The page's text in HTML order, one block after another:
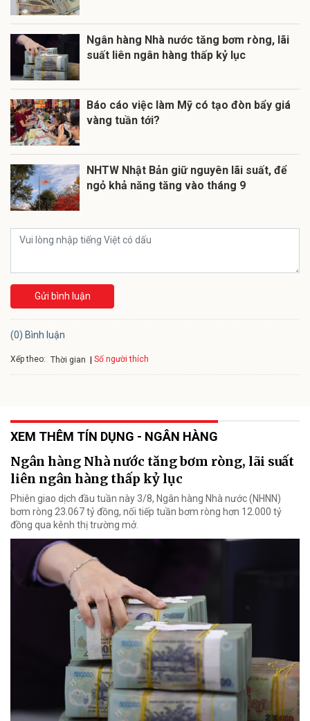
Ngân hàng Nhà nước tăng bơm ròng, lãi
suất liên ngân hàng thấp kỷ lục
Báo cáo việc làm Mỹ có tạo đòn bẩy giá
vàng tuần tới?
NHTW Nhật Bản giữ nguyên lãi suất, để
ngỏ khả năng tăng vào tháng 9
Gửi bình luận
(0) Bình luận
Xếp theo: Thời gian Số người thích
XEM THÊM TÍN DỤNG - NGÂN HÀNG
Ngân hàng Nhà nước tăng bơm ròng, lãi suất
liên ngân hàng thấp kỷ lục
Phiên giao dịch đầu tuần này 3/8, Ngân hàng Nhà nước (NHNN)
bơm ròng 23.067 tỷ đồng, nối tiếp tuần bơm ròng hơn 12.000 tỷ
đồng qua kênh thị trường mở.